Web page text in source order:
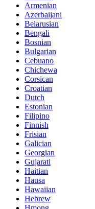
Armenian
Azerbaijani
Belarusian
Bengali
Bosnian
Bulgarian
Cebuano
Chichewa
Corsican
Croatian
Dutch
Estonian
Filipino
Finnish
Frisian
Galician
Georgian
Gujarati
Haitian
Hausa
Hawaiian
Hebrew